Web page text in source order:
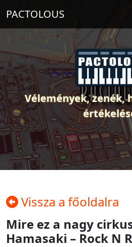
PACTOLOUS
Vélemények, zenék,
Vissza a főoldalra
Mire ez a nagy
Hamasaki – Rock N